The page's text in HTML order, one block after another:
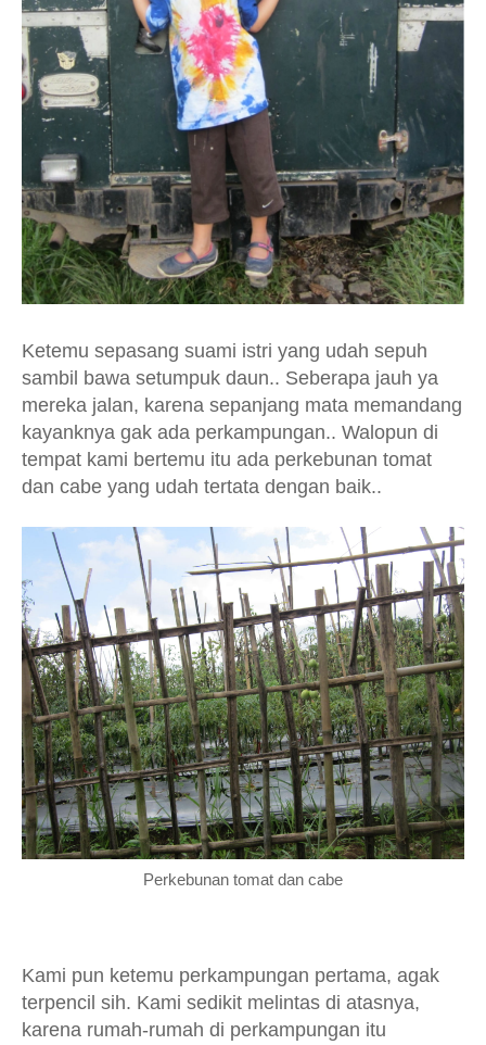
Ketemu sepasang suami istri yang udah sepuh
sambil bawa setumpuk daun.. Seberapa jauh ya
mereka jalan, karena sepanjang mata memandang
kayanknya gak ada perkampungan.. Walopun di
tempat kami bertemu itu ada perkebunan tomat
dan cabe yang udah tertata dengan baik..
Perkebunan tomat dan cabe
Kami pun ketemu perkampungan pertama, agak
terpencil sih. Kami sedikit melintas di atasnya,
karena rumah-rumah di perkampungan itu